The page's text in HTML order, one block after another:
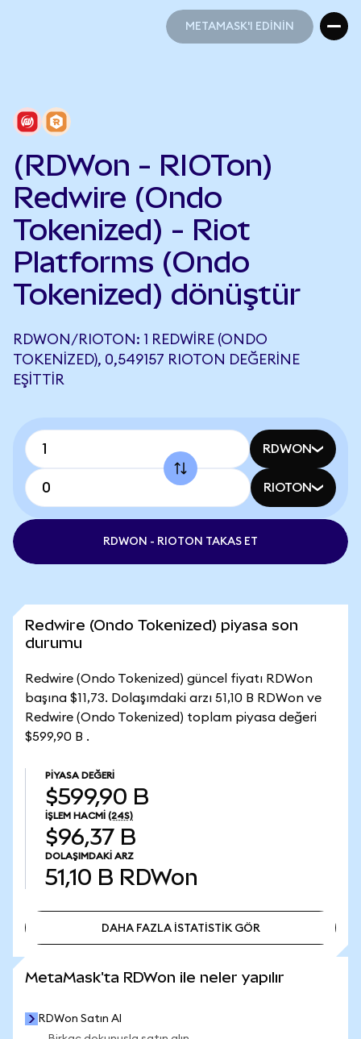
METAMASK'I EDİNİN
(RDWon - RIOTon)
Redwire (Ondo
Tokenized) - Riot
Platforms (Ondo
Tokenized) dönüştür
RDWON/RIOTON: 1 REDWIRE (ONDO
TOKENIZED), 0,549157 RIOTON DEĞERINE
EŞITTIR
RDWON
RIOTON
RDWON - RIOTON TAKAS ET
Redwire (Ondo Tokenized) piyasa son
durumu
Redwire (Ondo Tokenized) güncel fiyatı RDWon
başına $11,73. Dolaşımdaki arzı 51,10 B RDWon ve
Redwire (Ondo Tokenized) toplam piyasa değeri
$599,90 B .
PIYASA DEĞERI
$599,90 B
İŞLEM HACMI (24S)
$96,37 B
DOLAŞIMDAKI ARZ
51,10 B RDWon
DAHA FAZLA İSTATİSTİK GÖR
MetaMask'ta RDWon ile neler yapılır
RDWon Satın Al